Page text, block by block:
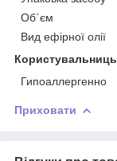
Об`єм
Вид ефірної олії
Гипоаллергенно
Приховати